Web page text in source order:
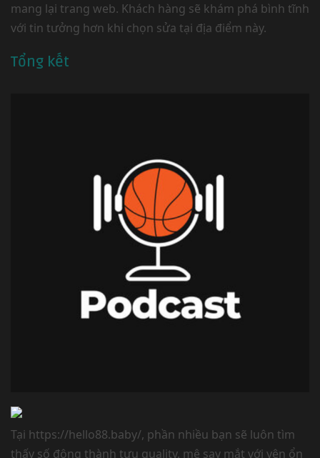
mang lại trang web. Khách hàng sẽ khám phá bình tĩnh
với tin tưởng hơn khi chọn sửa tại địa điểm này.
Tổng kết
Tại https://hello88.baby/, phần nhiều bạn sẽ luôn tìm
thấy số đông thành tựu quality, mê say mắt với yên ổn